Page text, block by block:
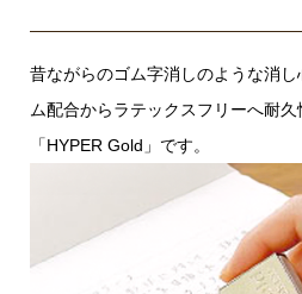
昔ながらのゴム字消しのような消
ム配合からラテックスフリーへ耐
「HYPER Gold」です。